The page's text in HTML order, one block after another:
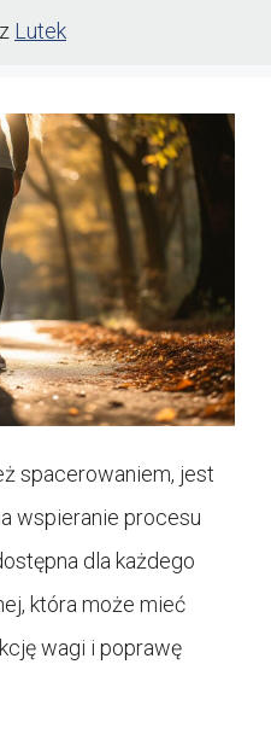
Lutek
spacerowaniem, jest
wspieranie procesu
dla każdego
która może mieć
wagi i poprawę